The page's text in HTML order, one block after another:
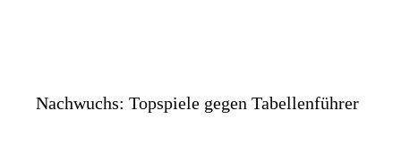
Nachwuchs: Topspiele gegen Tabellenführer